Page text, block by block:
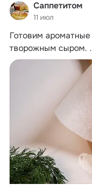
Саппетитом
11 июл
Готовим ароматные
творожным сыром.